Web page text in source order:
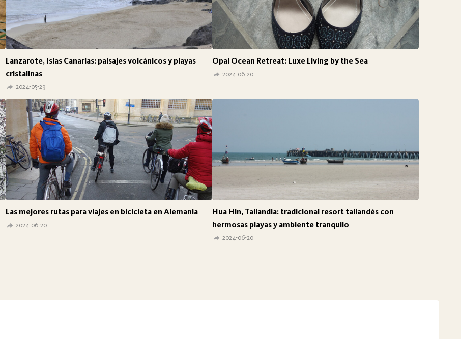
Lanzarote, Islas Canarias: paisajes volcánicos y playas
cristalinas
2024-05-29
Opal Ocean Retreat: Luxe Living by the Sea
2024-06-20
Las mejores rutas para viajes en bicicleta en Alemania
2024-06-20
Hua Hin, Tailandia: tradicional resort tailandés con
hermosas playas y ambiente tranquilo
2024-06-20